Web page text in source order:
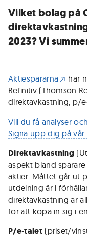
Vilket bolag på
2023? Vi
Aktiespararna
har
Refinitiv (Thomson
direktavkastning, p/
Vill du få analyser
Signa upp dig på
Direktavkastning
aspekt bland
aktier. Måttet går ut
utdelning är i
direktavkastning är
för att köpa in sig i
P/e-talet(priset/